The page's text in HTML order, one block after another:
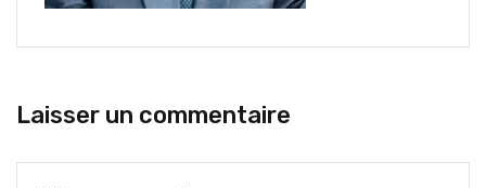
Laisser un commentaire